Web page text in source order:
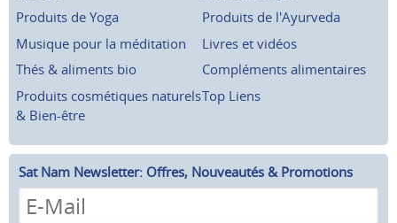
Produits de Yoga
Produits de l'Ayurveda
Musique pour la méditation
Livres et vidéos
Thés & aliments bio
Compléments alimentaires
Produits cosmétiques naturels
& Bien-être
Top Liens
Sat Nam Newsletter: Offres, Nouveautés & Promotions